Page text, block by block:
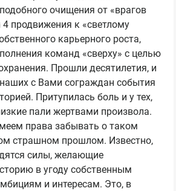
очищения от «врагов
4 продвижения к «светлому
карьерного роста,
команд «сверху» с целью
Прошли десятилетия, и
с Вами сограждан события
Притупилась боль и у тех,
пали жертвами произвола.
права забывать о таком
страшном прошлом. Известно,
силы, желающие
в угоду собственным
и интересам. Это, в